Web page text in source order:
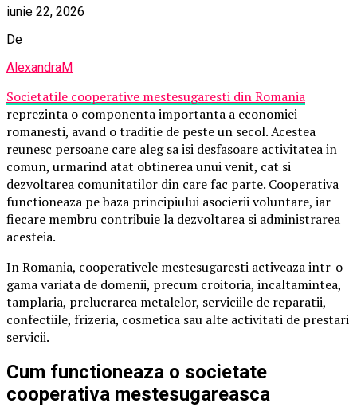
iunie 22, 2026
De
AlexandraM
Societatile cooperative mestesugaresti din Romania
reprezinta o componenta importanta a economiei
romanesti, avand o traditie de peste un secol. Acestea
reunesc persoane care aleg sa isi desfasoare activitatea in
comun, urmarind atat obtinerea unui venit, cat si
dezvoltarea comunitatilor din care fac parte. Cooperativa
functioneaza pe baza principiului asocierii voluntare, iar
fiecare membru contribuie la dezvoltarea si administrarea
acesteia.
In Romania, cooperativele mestesugaresti activeaza intr-o
gama variata de domenii, precum croitoria, incaltamintea,
tamplaria, prelucrarea metalelor, serviciile de reparatii,
confectiile, frizeria, cosmetica sau alte activitati de prestari
servicii.
Cum functioneaza o societate
cooperativa mestesugareasca